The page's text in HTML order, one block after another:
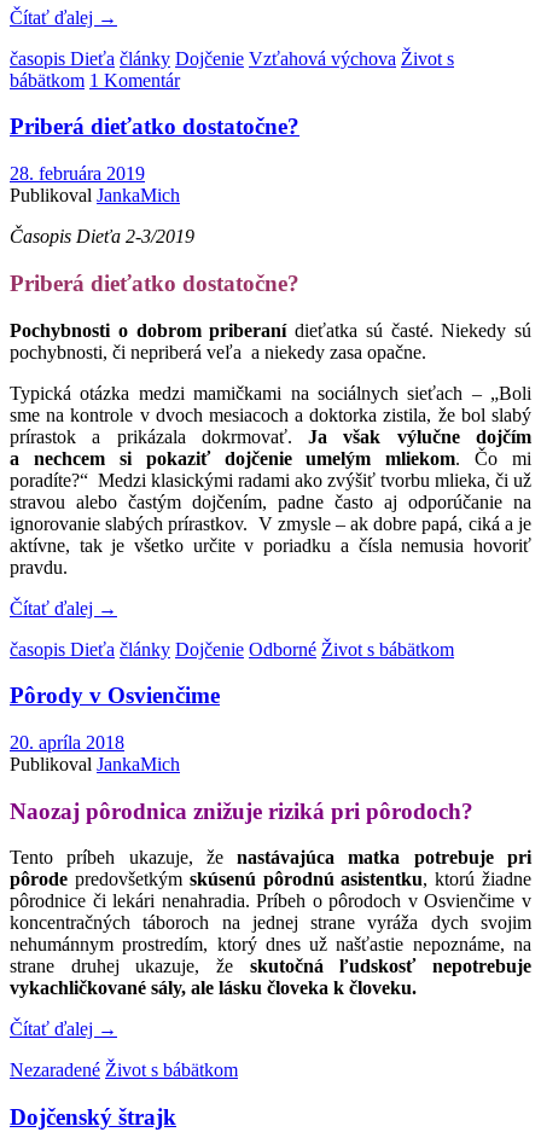
Čítať ďalej →
časopis Dieťa články Dojčenie Vzťahová výchova Život s
bábätkom 1 Komentár
Priberá dieťatko dostatočne?
28. februára 2019
Publikoval JankaMich
Časopis Dieťa 2-3/2019
Priberá dieťatko dostatočne?
Pochybnosti o dobrom priberanídieťatka sú časté. Niekedy sú
pochybnosti, či nepriberá veľa a niekedy zasa opačne.
Typická otázka medzi mamičkami na sociálnych sieťach – „Boli
sme na kontrole v dvoch mesiacoch a doktorka zistila, že bol slabý
prírastok a prikázala dokrmovať.Ja však výlučne dojčím
a nechcem si pokaziť dojčenie umelým mliekom. Čo mi
poradíte?“ Medzi klasickými radami ako zvýšiť tvorbu mlieka, či už
stravou alebo častým dojčením, padne často aj odporúčanie na
ignorovanie slabých prírastkov. V zmysle – ak dobre papá, ciká a je
aktívne, tak je všetko určite v poriadku a čísla nemusia hovoriť
pravdu.
Čítať ďalej →
časopis Dieťa články Dojčenie Odborné Život s bábätkom
Pôrody v Osvienčime
20. apríla 2018
Publikoval JankaMich
Naozaj pôrodnica znižuje riziká pri pôrodoch?
Tento príbeh ukazuje, ženastávajúca matka potrebuje pri
pôrode predovšetkýmskúsenú pôrodnú asistentku, ktorú žiadne
pôrodnice či lekári nenahradia. Príbeh o pôrodoch v Osvienčime v
koncentračných táboroch na jednej strane vyráža dych svojim
nehumánnym prostredím, ktorý dnes už našťastie nepoznáme, na
strane druhej ukazuje, že skutočná ľudskosť nepotrebuje
vykachličkované sály, ale lásku človeka k človeku.
Čítať ďalej →
Nezaradené Život s bábätkom
Dojčenský štrajk